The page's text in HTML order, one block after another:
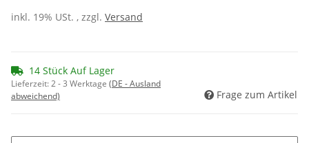
inkl. 19% USt. , zzgl. Versand
14 Stück Auf Lager
Lieferzeit:2 - 3 Werktage (DE - Ausland
abweichend)
Frage zum Artikel